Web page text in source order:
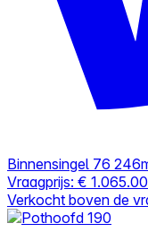
Binnensingel 76
Vraagprijs: €
Verkocht boven de